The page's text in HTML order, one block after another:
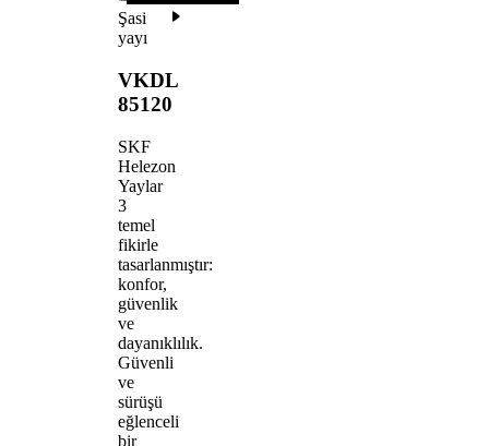
Şasi
yayı
VKDL
85120
SKF
Helezon
Yaylar
3
temel
fikirle
tasarlanmıştır:
konfor,
güvenlik
ve
dayanıklılık.
Güvenli
ve
sürüşü
eğlenceli
bir